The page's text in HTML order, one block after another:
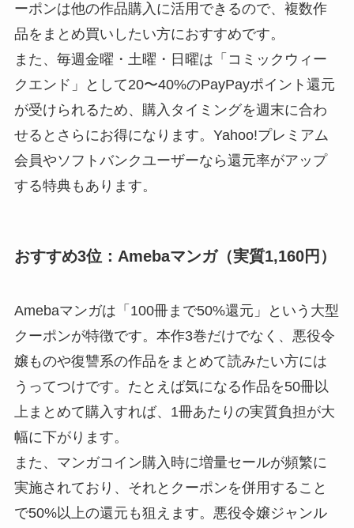
ーポンは他の作品購入に活用できるので、複数作
品をまとめ買いしたい方におすすめです。
また、毎週金曜・土曜・日曜は「コミックウィー
クエンド」として20〜40%のPayPayポイント還元
が受けられるため、購入タイミングを週末に合わ
せるとさらにお得になります。Yahoo!プレミアム
会員やソフトバンクユーザーなら還元率がアップ
する特典もあります。
おすすめ3位：Amebaマンガ（実質1,160円）
Amebaマンガは「100冊まで50%還元」という大型
クーポンが特徴です。本作3巻だけでなく、悪役令
嬢ものや復讐系の作品をまとめて読みたい方には
うってつけです。たとえば気になる作品を50冊以
上まとめて購入すれば、1冊あたりの実質負担が大
幅に下がります。
また、マンガコイン購入時に増量セールが頻繁に
実施されており、それとクーポンを併用すること
で50%以上の還元も狙えます。悪役令嬢ジャンル